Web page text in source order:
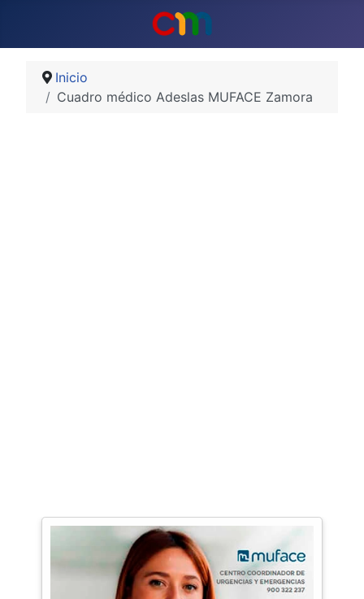
Inicio
Cuadro médico Adeslas MUFACE Zamora